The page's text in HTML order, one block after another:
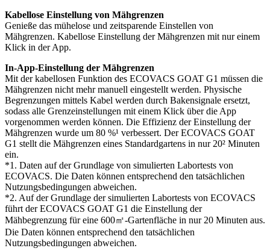
Kabellose Einstellung von Mähgrenzen
Genieße das mühelose und zeitsparende Einstellen von
Mähgrenzen. Kabellose Einstellung der Mähgrenzen mit nur einem
Klick in der App.
In-App-Einstellung der Mähgrenzen
Mit der kabellosen Funktion des ECOVACS GOAT G1 müssen die
Mähgrenzen nicht mehr manuell eingestellt werden. Physische
Begrenzungen mittels Kabel werden durch Bakensignale ersetzt,
sodass alle Grenzeinstellungen mit einem Klick über die App
vorgenommen werden können. Die Effizienz der Einstellung der
Mähgrenzen wurde um 80 %¹ verbessert. Der ECOVACS GOAT
G1 stellt die Mähgrenzen eines Standardgartens in nur 20² Minuten
ein.
*1. Daten auf der Grundlage von simulierten Labortests von
ECOVACS. Die Daten können entsprechend den tatsächlichen
Nutzungsbedingungen abweichen.
*2. Auf der Grundlage der simulierten Labortests von ECOVACS
führt der ECOVACS GOAT G1 die Einstellung der
Mähbegrenzung für eine 600㎡-Gartenfläche in nur 20 Minuten aus.
Die Daten können entsprechend den tatsächlichen
Nutzungsbedingungen abweichen.